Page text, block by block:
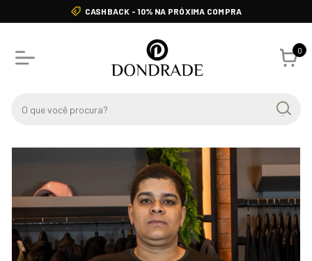
CASHBACK - 10% NA PRÓXIMA COMPRA
0